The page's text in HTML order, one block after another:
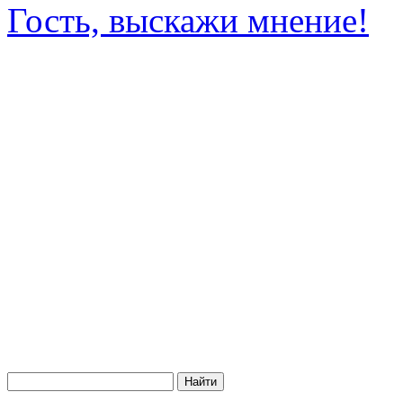
Гость, выскажи мнение!